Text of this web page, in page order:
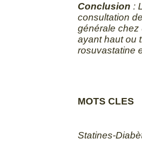
Conclusion :
consultation
générale chez
ayant haut ou
rosuvastatine
MOTS CLES
Statines-